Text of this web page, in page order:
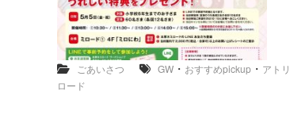
ごあいさつ GW ・ おすすめpickup ・ アト
ロード